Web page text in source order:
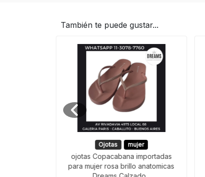
También te puede gustar...
Ojotas mujer
ojotas Copacabana importadas
para mujer rosa brillo anatomicas